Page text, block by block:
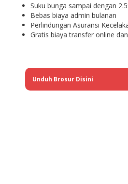
Suku bunga sampai dengan
Bebas biaya admin bulanan
Perlindungan Asuransi
Gratis biaya transfer online
Unduh Brosur Disini